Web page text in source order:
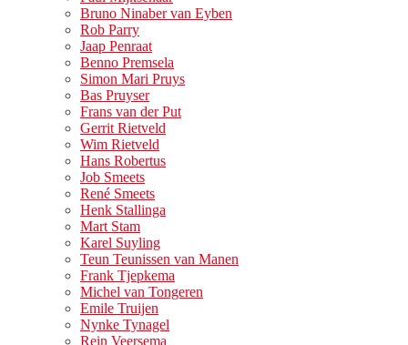
Bruno Ninaber van Eyben
Rob Parry
Jaap Penraat
Benno Premsela
Simon Mari Pruys
Bas Pruyser
Frans van der Put
Gerrit Rietveld
Wim Rietveld
Hans Robertus
Job Smeets
René Smeets
Henk Stallinga
Mart Stam
Karel Suyling
Teun Teunissen van Manen
Frank Tjepkema
Michel van Tongeren
Emile Truijen
Nynke Tynagel
Rein Veersema